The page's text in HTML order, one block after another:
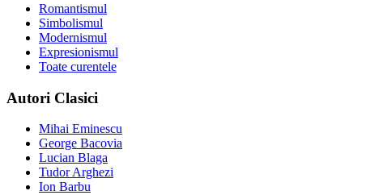
Romantismul
Simbolismul
Modernismul
Expresionismul
Toate curentele
Autori Clasici
Mihai Eminescu
George Bacovia
Lucian Blaga
Tudor Arghezi
Ion Barbu